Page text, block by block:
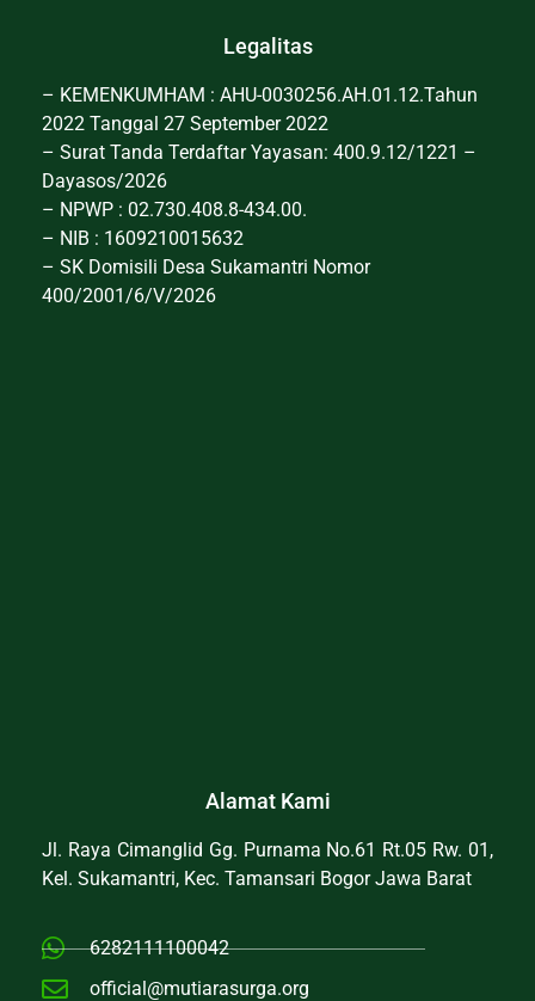
Legalitas
– KEMENKUMHAM : AHU-0030256.AH.01.12.Tahun
2022 Tanggal 27 September 2022
– Surat Tanda Terdaftar Yayasan: 400.9.12/1221 –
Dayasos/2026
– NPWP : 02.730.408.8-434.00.
– NIB : 1609210015632
– SK Domisili Desa Sukamantri Nomor
400/2001/6/V/2026
Alamat Kami
Jl. Raya Cimanglid Gg. Purnama No.61 Rt.05 Rw. 01,
Kel. Sukamantri, Kec. Tamansari Bogor Jawa Barat
6282111100042
official@mutiarasurga.org